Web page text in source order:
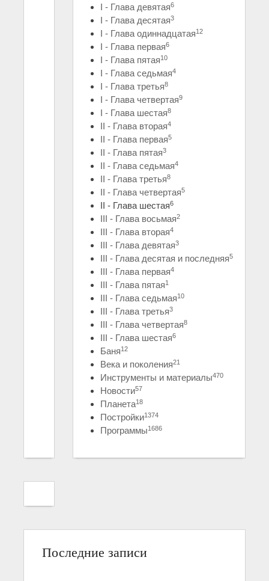
I - Глава девятая6
I - Глава десятая3
I - Глава одиннадцатая12
I - Глава первая6
I - Глава пятая10
I - Глава седьмая4
I - Глава третья8
I - Глава четвертая9
I - Глава шестая8
II - Глава вторая4
II - Глава первая5
II - Глава пятая3
II - Глава седьмая4
II - Глава третья8
II - Глава четвертая5
II - Глава шестая6
III - Глава восьмая2
III - Глава вторая4
III - Глава девятая3
III - Глава десятая и последняя5
III - Глава первая4
III - Глава пятая1
III - Глава седьмая10
III - Глава третья3
III - Глава четвертая8
III - Глава шестая6
Баня12
Века и поколения21
Инструменты и материалы470
Новости57
Планета18
Постройки1374
Программы1686
Последние записи